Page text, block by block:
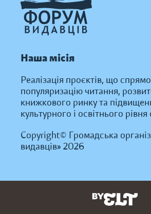
Наша місія
Реалізація проєктів, що
популяризацію читання,
книжкового ринку та
культурного і освітнього рівня
Copyright© Громадська
видавців» 2026